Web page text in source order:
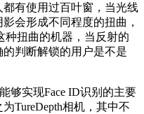
有使用过百叶窗，当光线
会形成不同程度的扭曲，
种扭曲的机器，当反射的
判断解锁的用户是不是
够实现Face ID识别的主要
TureDepth相机，其中不